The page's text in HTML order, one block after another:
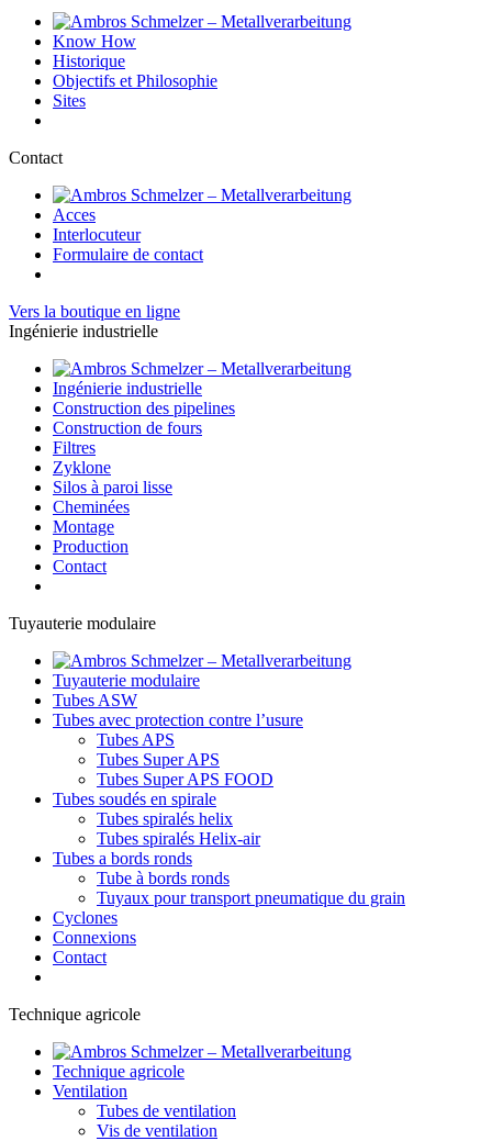
Know How
Historique
Objectifs et Philosophie
Sites
Contact
Acces
Interlocuteur
Formulaire de contact
Vers la boutique en ligne
Ingénierie industrielle
Ingénierie industrielle
Construction des pipelines
Construction de fours
Filtres
Zyklone
Silos à paroi lisse
Cheminées
Montage
Production
Contact
Tuyauterie modulaire
Tuyauterie modulaire
Tubes ASW
Tubes avec protection contre l’usure
Tubes APS
Tubes Super APS
Tubes Super APS FOOD
Tubes soudés en spirale
Tubes spiralés helix
Tubes spiralés Helix-air
Tubes a bords ronds
Tube à bords ronds
Tuyaux pour transport pneumatique du grain
Cyclones
Connexions
Contact
Technique agricole
Technique agricole
Ventilation
Tubes de ventilation
Vis de ventilation